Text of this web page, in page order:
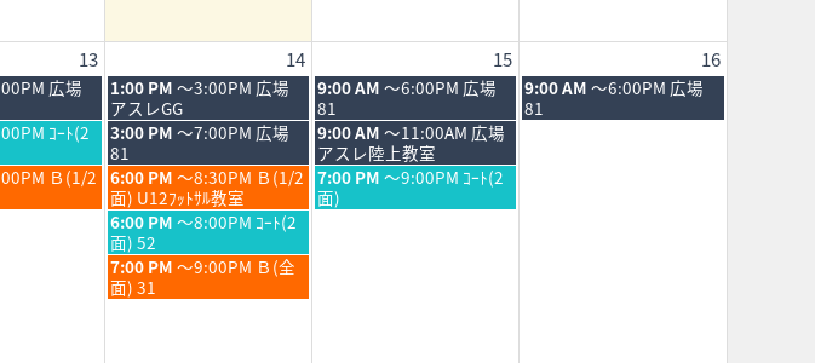
13 14 15 16
広場
金
曜
日,
8
月
14th
2026
1:00 PM ～3:00PM 広場
アスレGG
土
曜
日,
8
月
15th
2026
9:00 AM ～6:00PM 広場
81
日
曜
日,
9:00 AM ～6:00PM 広場
81
ｺｰﾄ(2
金
曜
日,
8
月
14th
2026
3:00 PM ～7:00PM 広場
81
土
曜
日,
8
月
9:00 AM ～11:00AM 広場
アスレ陸上教室
Ｂ(1/2 金
曜
日,
8
月
14th
2026
6:00 PM ～8:30PM Ｂ(1/2
面) U12ﾌｯﾄｻﾙ教室
土
曜
日,
7:00 PM ～9:00PM ｺｰﾄ(2
面)
金
曜
日,
8
月
6:00 PM ～8:00PM ｺｰﾄ(2
面) 52
金
曜
日,
7:00 PM ～9:00PM Ｂ(全
面) 31